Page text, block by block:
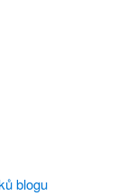
blogu